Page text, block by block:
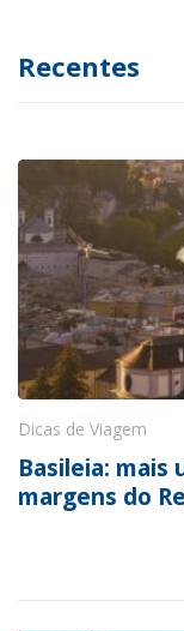
Recentes
Dicas de Viagem
Basileia: mais
margens do